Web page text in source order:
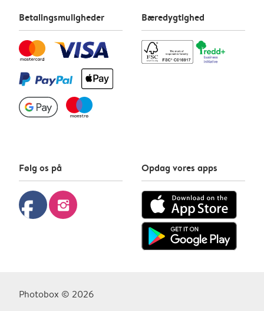
Betalingsmuligheder Bæredygtighed
Følg os på
facebook instagram
Opdag vores apps
Photobox © 2026